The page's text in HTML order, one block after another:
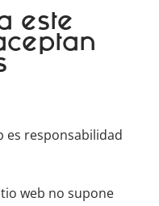
este
es responsabilidad
web no supone